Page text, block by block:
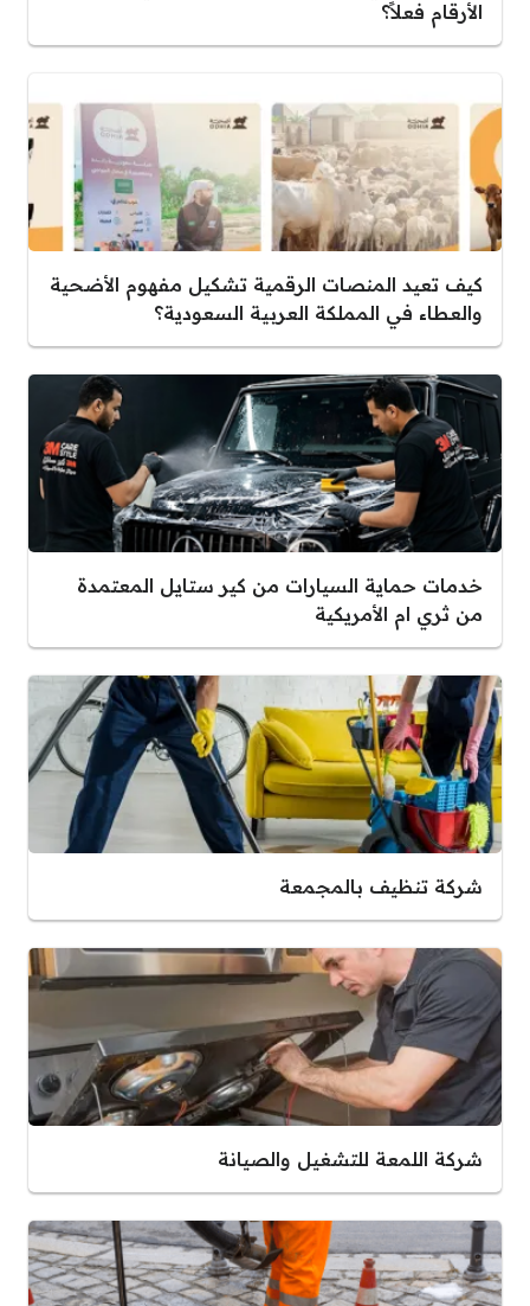
الأرقام فعلاً؟
كيف تعيد المنصات الرقمية تشكيل مفهوم الأضحية
والعطاء في المملكة العربية السعودية؟
خدمات حماية السيارات من كير ستايل المعتمدة
من ثري ام الأمريكية
شركة تنظيف بالمجمعة
شركة اللمعة للتشغيل والصيانة